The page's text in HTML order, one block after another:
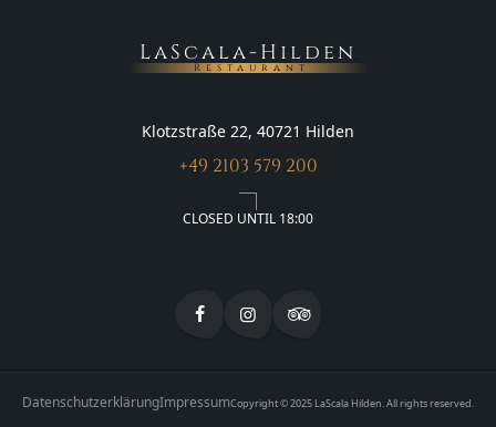
LaScala-Hilden
Restaurant
Klotzstraße 22, 40721 Hilden
+49 2103 579 200
CLOSED UNTIL 18:00
DatenschutzerklärungImpressumCopyright © 2025 LaScala Hilden. All rights reserved.